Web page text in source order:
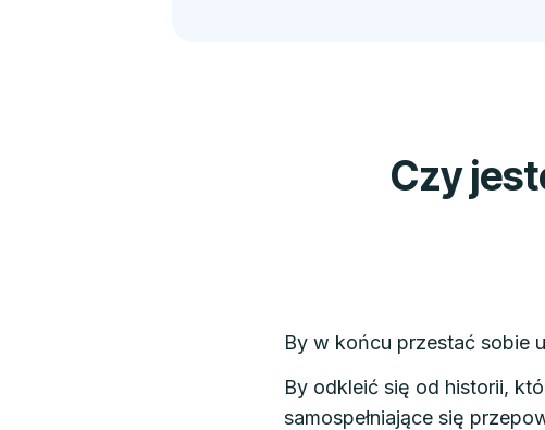
Czy
By w końcu przestać sobie
By odkleić się od historii,
samospełniające się